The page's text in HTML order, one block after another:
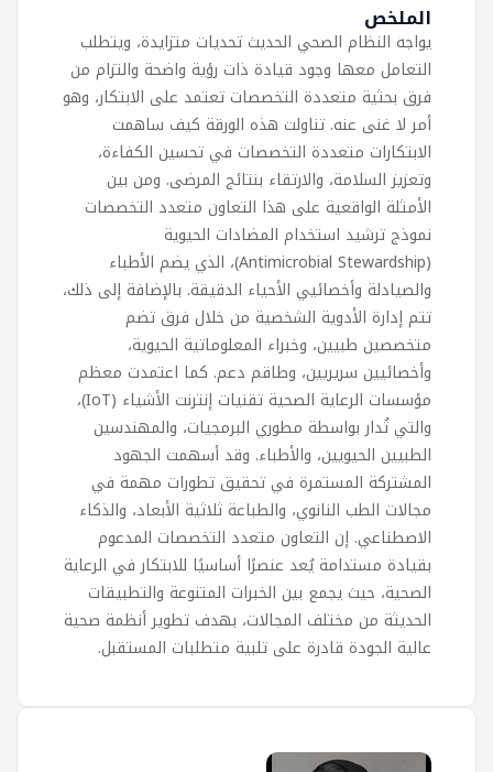
الملخص
يواجه النظام الصحي الحديث تحديات متزايدة، ويتطلب
التعامل معها وجود قيادة ذات رؤية واضحة والتزام من
فرق بحثية متعددة التخصصات تعتمد على الابتكار، وهو
أمر لا غنى عنه. تناولت هذه الورقة كيف ساهمت
الابتكارات متعددة التخصصات في تحسين الكفاءة،
وتعزيز السلامة، والارتقاء بنتائج المرضى. ومن بين
الأمثلة الواقعية على هذا التعاون متعدد التخصصات
نموذج ترشيد استخدام المضادات الحيوية
(Antimicrobial Stewardship)، الذي يضم الأطباء
والصيادلة وأخصائيي الأحياء الدقيقة. بالإضافة إلى ذلك،
تتم إدارة الأدوية الشخصية من خلال فرق تضم
متخصصين طبيين، وخبراء المعلوماتية الحيوية،
وأخصائيين سريريين، وطاقم دعم. كما اعتمدت معظم
مؤسسات الرعاية الصحية تقنيات إنترنت الأشياء (IoT)،
والتي تُدار بواسطة مطوري البرمجيات، والمهندسين
الطبيين الحيويين، والأطباء. وقد أسهمت الجهود
المشتركة المستمرة في تحقيق تطورات مهمة في
مجالات الطب النانوي، والطباعة ثلاثية الأبعاد، والذكاء
الاصطناعي. إن التعاون متعدد التخصصات المدعوم
بقيادة مستدامة يُعد عنصرًا أساسيًا للابتكار في الرعاية
الصحية، حيث يجمع بين الخبرات المتنوعة والتطبيقات
الحديثة من مختلف المجالات، بهدف تطوير أنظمة صحية
عالية الجودة قادرة على تلبية متطلبات المستقبل.